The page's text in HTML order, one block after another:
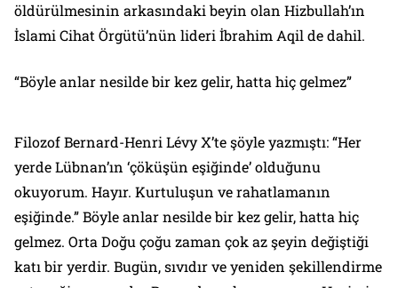
öldürülmesinin arkasındaki beyin olan Hizbullah’ın
İslami Cihat Örgütü’nün lideri İbrahim Aqil de dahil.
“Böyle anlar nesilde bir kez gelir, hatta hiç gelmez”
Filozof Bernard-Henri Lévy X’te şöyle yazmıştı: “Her
yerde Lübnan’ın ‘çöküşün eşiğinde’ olduğunu
okuyorum. Hayır. Kurtuluşun ve rahatlamanın
eşiğinde.” Böyle anlar nesilde bir kez gelir, hatta hiç
gelmez. Orta Doğu çoğu zaman çok az şeyin değiştiği
katı bir yerdir. Bugün, sıvıdır ve yeniden şekillendirme